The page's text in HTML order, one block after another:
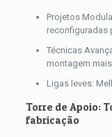
Projetos
reconfiguradas
Técnicas
montagem
Ligas leves:
Torre de Apoio:
fabricação